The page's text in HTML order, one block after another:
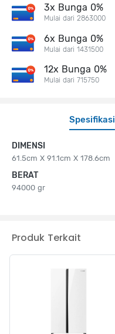
Spesifikasi
DIMENSI
61.5cm X 91.1cm X 178.6cm
BERAT
94000 gr
3x Bunga 0%
Mulai dari 2863000
6x Bunga 0%
Mulai dari 1431500
12x Bunga 0%
Mulai dari 715750
Produk Terkait